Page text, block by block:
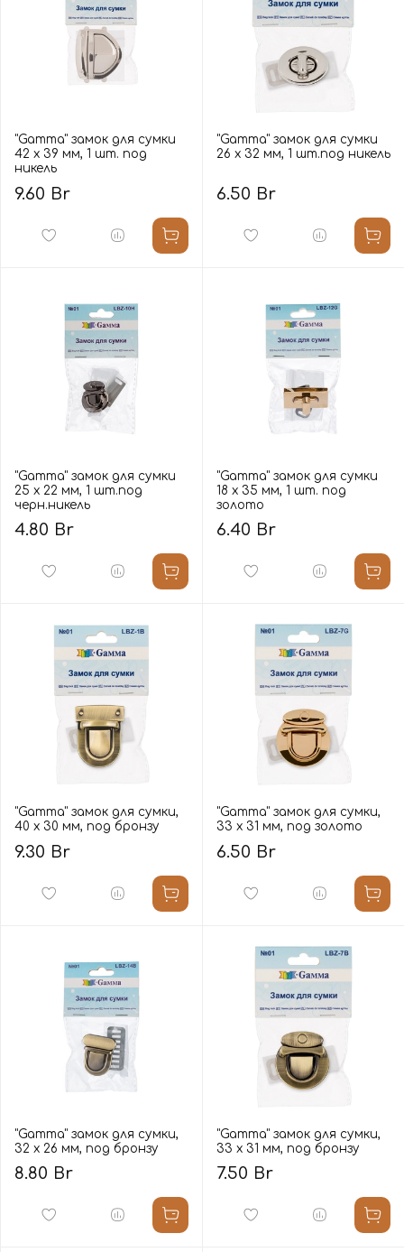
"Gamma" замок для сумки
42 х 39 мм, 1 шт. под
никель
9.60 Br
"Gamma" замок для сумки
26 х 32 мм, 1 шт.под никель
6.50 Br
"Gamma" замок для сумки
25 х 22 мм, 1 шт.под
черн.никель
4.80 Br
"Gamma" замок для сумки
18 х 35 мм, 1 шт. под
золото
6.40 Br
"Gamma" замок для сумки,
40 х 30 мм, под бронзу
9.30 Br
"Gamma" замок для сумки,
33 х 31 мм, под золото
6.50 Br
"Gamma" замок для сумки,
32 х 26 мм, под бронзу
8.80 Br
"Gamma" замок для сумки,
33 х 31 мм, под бронзу
7.50 Br